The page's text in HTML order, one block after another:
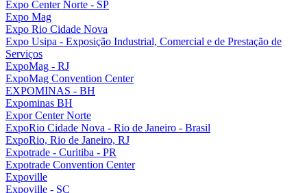
Expo Center Norte - SP
Expo Mag
Expo Rio Cidade Nova
Expo Usipa - Exposição Industrial, Comercial e de Prestação de
Serviços
ExpoMag - RJ
ExpoMag Convention Center
EXPOMINAS - BH
Expominas BH
Expor Center Norte
ExpoRio Cidade Nova - Rio de Janeiro - Brasil
ExpoRio, Rio de Janeiro, RJ
Expotrade - Curitiba - PR
Expotrade Convention Center
Expoville
Expoville - SC